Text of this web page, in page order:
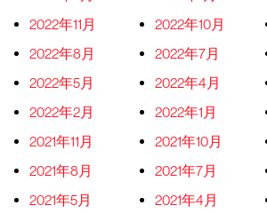
2022年11月
2022年10月
2022年8月
2022年7月
2022年5月
2022年4月
2022年2月
2022年1月
2021年11月
2021年10月
2021年8月
2021年7月
2021年5月
2021年4月